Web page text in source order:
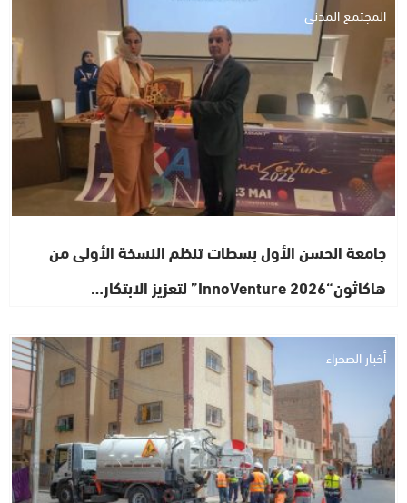
المجتمع المدني
جامعة الحسن الأول بسطات تنظم النسخة الأولى من
هاكاثون“InnoVenture 2026” لتعزيز الابتكار…
أخبار الصحراء